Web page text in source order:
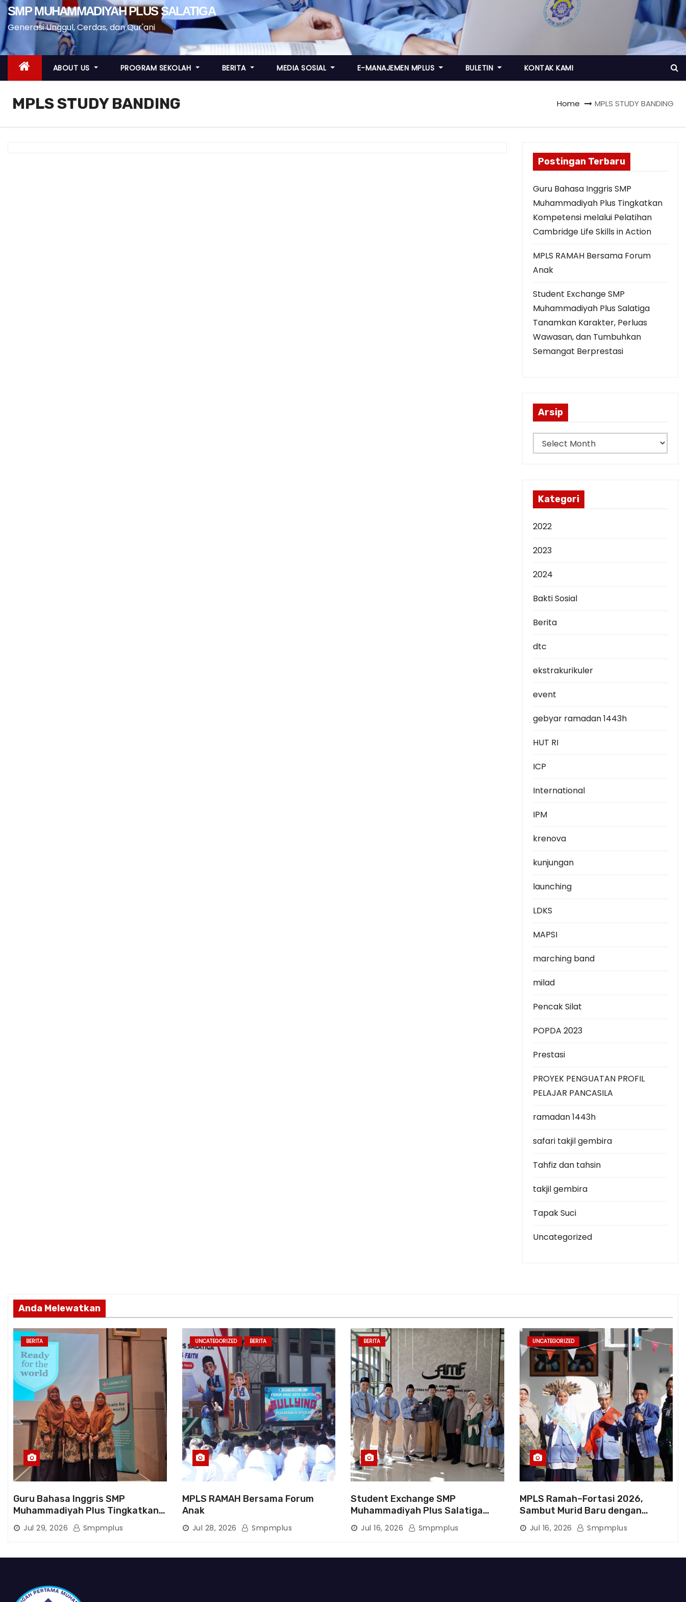
SMP MUHAMMADIYAH PLUS SALATIGA
Generasi Unggul, Cerdas, dan Qur'ani
ABOUT US PROGRAM SEKOLAH BERITA MEDIA SOSIAL E-MANAJEMEN MPLUS BULETIN KONTAK KAMI
MPLS STUDY BANDING Home MPLS STUDY BANDING
Postingan Terbaru
Guru Bahasa Inggris SMP
Muhammadiyah Plus Tingkatkan
Kompetensi melalui Pelatihan
Cambridge Life Skills in Action
MPLS RAMAH Bersama Forum
Anak
Student Exchange SMP
Muhammadiyah Plus Salatiga
Tanamkan Karakter, Perluas
Wawasan, dan Tumbuhkan
Semangat Berprestasi
Arsip
r
Kategori
2022
2023
2024
Bakti Sosial
Berita
dtc
ekstrakurikuler
event
gebyar ramadan 1443h
HUT RI
ICP
International
IPM
krenova
kunjungan
launching
LDKS
MAPSI
marching band
milad
Pencak Silat
POPDA 2023
Prestasi
PROYEK PENGUATAN PROFIL
PELAJAR PANCASILA
ramadan 1443h
safari takjil gembira
Tahfiz dan tahsin
takjil gembira
Tapak Suci
Uncategorized
Anda Melewatkan
BERITA
Guru Bahasa Inggris SMP
Muhammadiyah Plus Tingkatkan
Kompetensi melalui Pelatihan
Cambridge Life Skills in Action
Jul 29, 2026 Smpmplus
UNCATEGORIZED BERITA
MPLS RAMAH Bersama Forum
Anak
Jul 28, 2026 Smpmplus
BERITA
Student Exchange SMP
Muhammadiyah Plus Salatiga
Tanamkan Karakter, Perluas
Wawasan, dan Tumbuhkan
Jul 16, 2026 Smpmplus
UNCATEGORIZED
MPLS Ramah–Fortasi 2026,
Sambut Murid Baru dengan
Semangat Berkarakter
Jul 16, 2026 Smpmplus